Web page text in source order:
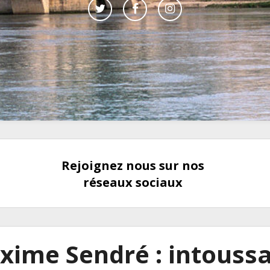
Rejoignez nous sur nos
réseaux sociaux
Sendré :